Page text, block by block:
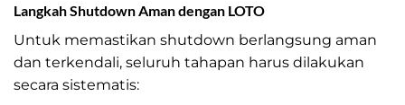
Langkah Shutdown Aman dengan LOTO
Untuk memastikan shutdown berlangsung aman
dan terkendali, seluruh tahapan harus dilakukan
secara sistematis: